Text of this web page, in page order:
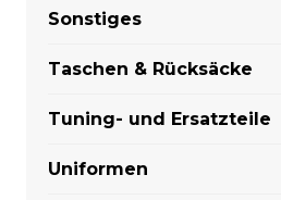
Sonstiges
Taschen & Rücksäcke
Tuning- und Ersatzteile
Uniformen